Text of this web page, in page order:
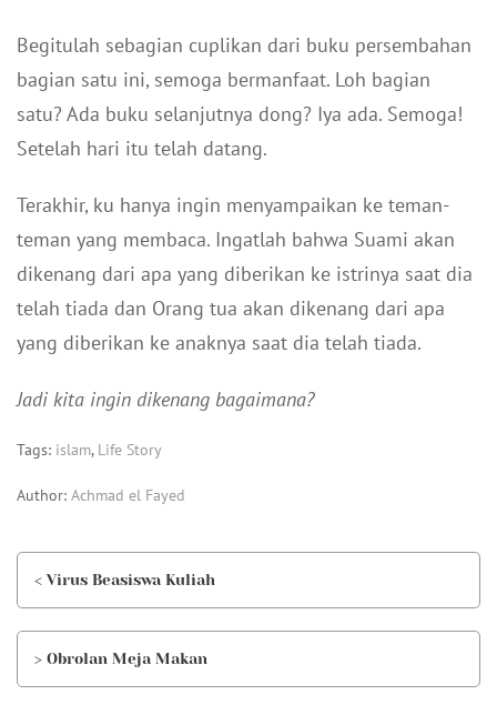
Begitulah sebagian cuplikan dari buku persembahan
bagian satu ini, semoga bermanfaat. Loh bagian
satu? Ada buku selanjutnya dong? Iya ada. Semoga!
Setelah hari itu telah datang.
Terakhir, ku hanya ingin menyampaikan ke teman-
teman yang membaca. Ingatlah bahwa Suami akan
dikenang dari apa yang diberikan ke istrinya saat dia
telah tiada dan Orang tua akan dikenang dari apa
yang diberikan ke anaknya saat dia telah tiada.
Jadi kita ingin dikenang bagaimana?
Tags: islam, Life Story
Author: Achmad el Fayed
< Virus Beasiswa Kuliah
> Obrolan Meja Makan